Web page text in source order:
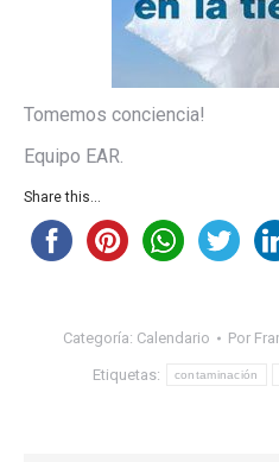
Tomemos conciencia!
Equipo EAR.
Share this...
Categoría: Calendario Por
Etiquetas: contaminación